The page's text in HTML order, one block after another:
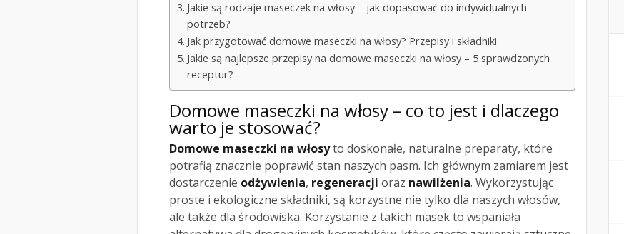
Jakie są rodzaje maseczek na włosy – jak dopasować do indywidualnych
potrzeb?
Jak przygotować domowe maseczki na włosy? Przepisy i składniki
Jakie są najlepsze przepisy na domowe maseczki na włosy – 5 sprawdzonych
receptur?
Domowe maseczki na włosy – co to jest i dlaczego
warto je stosować?
Domowe maseczki na włosyto doskonałe, naturalne preparaty, które
potrafią znacznie poprawić stan naszych pasm. Ich głównym zamiarem jest
dostarczenie odżywienia, regeneracji oraz nawilżenia. Wykorzystując
proste i ekologiczne składniki, są korzystne nie tylko dla naszych włosów,
ale także dla środowiska. Korzystanie z takich masek to wspaniała